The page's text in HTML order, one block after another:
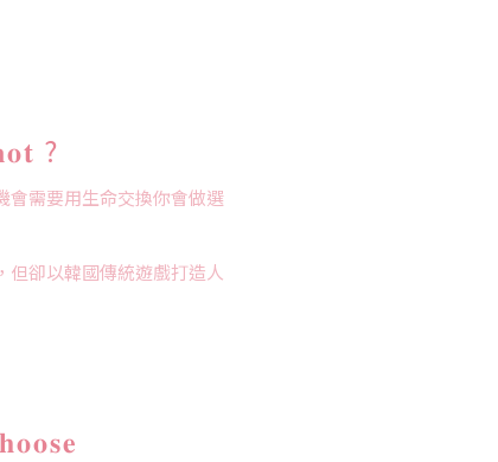
?
會需要用生命交換你會做選
但卻以韓國傳統遊戲打造人
？